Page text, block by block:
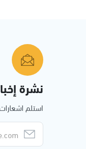
نشرة
استلم